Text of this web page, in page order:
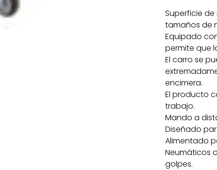
Superficie
tamaños de
Equipado
permite que
El carro se
encimera.
El producto
trabajo.
Mando a
Diseñado
Alimentado
Neumáticos
golpes.